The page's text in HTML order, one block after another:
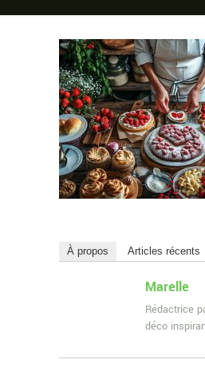
À propos Articles récents
Marelle
Rédactrice
déco